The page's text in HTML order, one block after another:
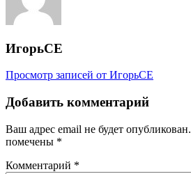
ИгорьСЕ
Просмотр записей от ИгорьСЕ
Добавить комментарий
Ваш адрес email не будет опубликован.
помечены *
Комментарий *